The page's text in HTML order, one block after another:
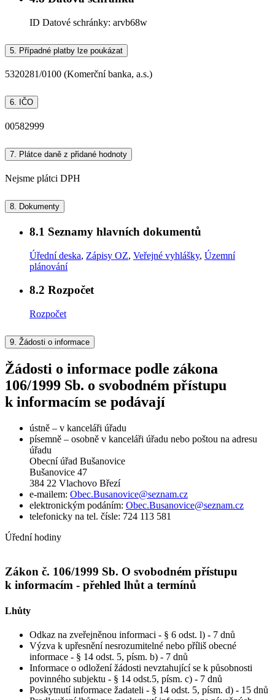
ID Datové schránky: arvb68w
5. Případné platby lze poukázat
5320281/0100 (Komerční banka, a.s.)
6. IČO
00582999
7. Plátce daně z přidané hodnoty
Nejsme plátci DPH
8. Dokumenty
8.1 Seznamy hlavních dokumentů
Úřední deska, Zápisy OZ, Veřejné vyhlášky, Územní
plánování
8.2 Rozpočet
Rozpočet
9. Žádosti o informace
Žádosti o informace podle zákona
106/1999 Sb. o svobodném přístupu
k informacím se podávají
ústně – v kanceláři úřadu
písemně – osobně v kanceláři úřadu nebo poštou na adresu
úřadu
Obecní úřad Bušanovice
Bušanovice 47
384 22 Vlachovo Březí
e-mailem: Obec.Busanovice@seznam.cz
elektronickým podáním: Obec.Busanovice@seznam.cz
telefonicky na tel. čísle: 724 113 581
Úřední hodiny
Zákon č. 106/1999 Sb. O svobodném přístupu
k informacím - přehled lhůt a termínů
Lhůty
Odkaz na zveřejněnou informaci - § 6 odst. l) - 7 dnů
Výzva k upřesnění nesrozumitelné nebo příliš obecné
informace - § 14 odst. 5, písm. b) - 7 dnů
Informace o odložení žádosti nevztahující se k působnosti
povinného subjektu - § 14 odst.5, písm. c) - 7 dnů
Poskytnutí informace žadateli - § 14 odst. 5, písm. d) - 15 dnů